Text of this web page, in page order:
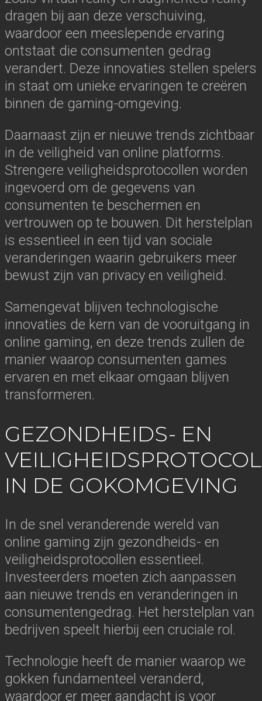
dragen bij aan deze verschuiving,
waardoor een meeslepende ervaring
ontstaat die consumenten gedrag
verandert. Deze innovaties stellen spelers
in staat om unieke ervaringen te creëren
binnen de gaming-omgeving.
Daarnaast zijn er nieuwe trends zichtbaar
in de veiligheid van online platforms.
Strengere veiligheidsprotocollen worden
ingevoerd om de gegevens van
consumenten te beschermen en
vertrouwen op te bouwen. Dit herstelplan
is essentieel in een tijd van sociale
veranderingen waarin gebruikers meer
bewust zijn van privacy en veiligheid.
Samengevat blijven technologische
innovaties de kern van de vooruitgang in
online gaming, en deze trends zullen de
manier waarop consumenten games
ervaren en met elkaar omgaan blijven
transformeren.
GEZONDHEIDS- EN
IN DE GOKOMGEVING
In de snel veranderende wereld van
online gaming zijn gezondheids- en
veiligheidsprotocollen essentieel.
Investeerders moeten zich aanpassen
aan nieuwe trends en veranderingen in
consumentengedrag. Het herstelplan van
bedrijven speelt hierbij een cruciale rol.
Technologie heeft de manier waarop we
gokken fundamenteel veranderd,
waardoor er meer aandacht is voor